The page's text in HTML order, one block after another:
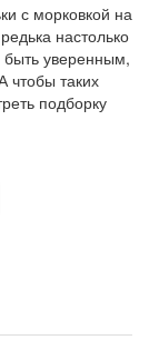
с морковкой на
настолько
быть уверенным,
чтобы таких
подборку